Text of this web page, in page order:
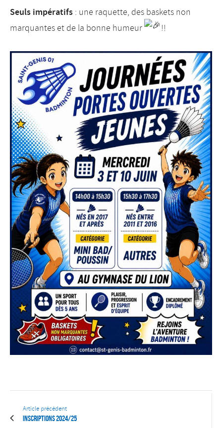
Seuls impératifs : une raquette, des baskets non
marquantes et de la bonne humeur
!!
Article précédent
Inscriptions 2024/25